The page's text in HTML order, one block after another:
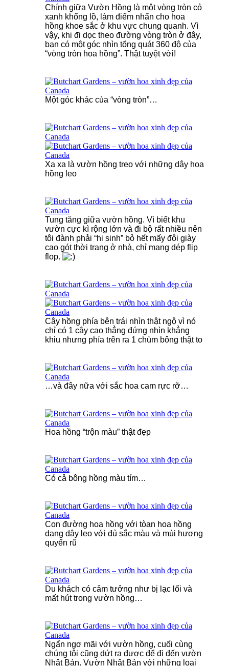
Chính giữa Vườn Hồng là một vòng tròn cỏ
xanh khổng lồ, làm điểm nhấn cho hoa
hồng khoe sắc ở khu vực chung quanh. Vì
vậy, khi đi dọc theo đường vòng tròn ở đây,
bạn có một góc nhìn tổng quát 360 độ của
“vòng tròn hoa hồng”. Thật tuyệt vời!
Một góc khác của “vòng tròn”…
Xa xa là vườn hồng treo với những dây hoa
hồng leo
Tung tăng giữa vườn hồng. Vì biết khu
vườn cực kì rộng lớn và đi bộ rất nhiều nên
tôi đành phải “hi sinh” bỏ hết mấy đôi giày
cao gót thời trang ở nhà, chỉ mang dép flip
flop.
Cây hồng phía bên trái nhìn thật ngộ vì nó
chỉ có 1 cây cao thẳng đứng nhìn khẳng
khiu nhưng phía trên ra 1 chùm bông thật to
…và đây nữa với sắc hoa cam rực rỡ…
Hoa hồng “trộn màu” thật đẹp
Có cả bông hồng màu tím…
Con đường hoa hồng với tòan hoa hồng
dạng dây leo với đủ sắc màu và mùi hương
quyến rũ
Du khách có cảm tưởng như bị lạc lối và
mất hút trong vườn hồng…
Ngẩn ngơ mãi với vườn hồng, cuối cùng
chúng tôi cũng dứt ra được để đi đến vườn
Nhật Bản. Vườn Nhật Bản với những lọai